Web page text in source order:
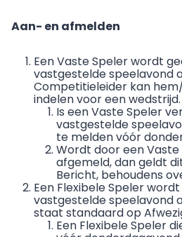
Aan- en afmelden
Een Vaste Speler wordt
vastgestelde speelavond
Competitieleider kan
indelen voor een wedstrijd.
Is een Vaste Speler
vastgestelde
te melden vóór
Wordt door een
afgemeld, dan geldt
Bericht, behoudens
Een Flexibele Speler
vastgestelde speelavond
staat standaard op
Een Flexibele Speler